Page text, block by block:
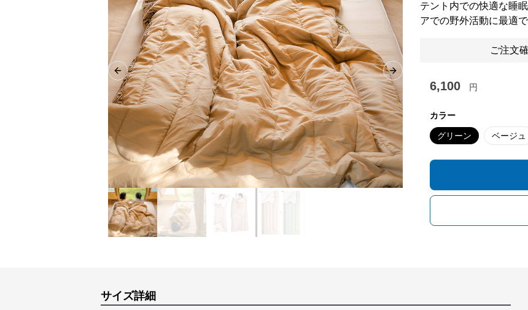
Previous slide Next slide
テント内での快適な睡
アでの野外活動に最適で
ご注文
6,100 円
カラー
グリーン ベージュ
サイズ詳細